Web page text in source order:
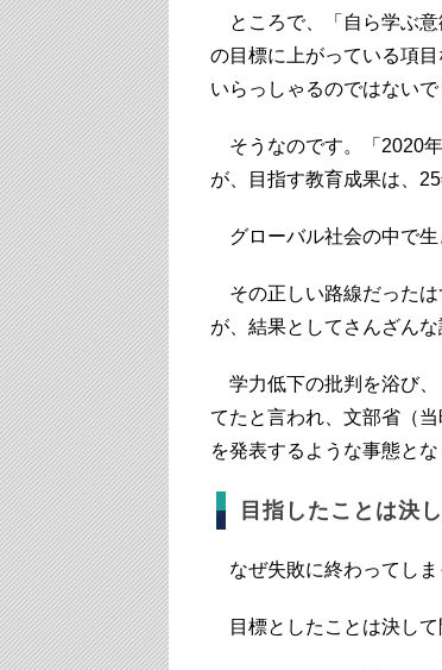
ところで、「自ら学ぶ意
の目標に上がっている項
いらっしゃるのではないで
そうなのです。「2020
が、目指す教育成果は、
グローバル社会の中で生
その正しい路線だったは
が、結果としてさんざん
学力低下の批判を浴び、
てたと言われ、文部省（
を発表するような事態とな
目指したことは決
なぜ失敗に終わってしま
目標としたことは決し